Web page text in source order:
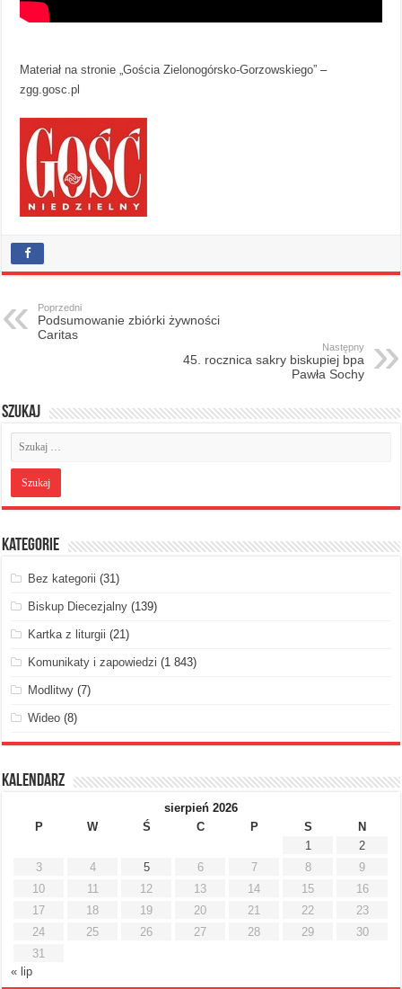
Materiał na stronie „Gościa Zielonogórsko-Gorzowskiego” –
zgg.gosc.pl
Poprzedni
Podsumowanie zbiórki żywności
Caritas
Następny
45. rocznica sakry biskupiej bpa
Pawła Sochy
Szukaj
Kategorie
Bez kategorii (31)
Biskup Diecezjalny (139)
Kartka z liturgii (21)
Komunikaty i zapowiedzi (1 843)
Modlitwy (7)
Wideo (8)
Kalendarz
sierpień 2026
P
W Ś C P S
N
1
2
3
4 5 6 7 8
9
10
11 12 13 14 15
16
17
18 19 20 21 22
23
24
25 26 27 28 29
30
31
« lip